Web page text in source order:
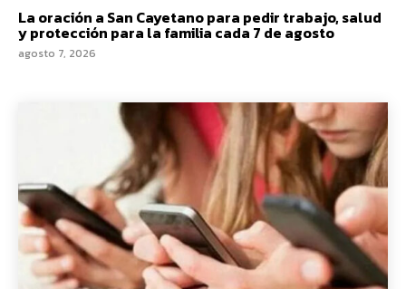
La oración a San Cayetano para pedir trabajo, salud
y protección para la familia cada 7 de agosto
agosto 7, 2026